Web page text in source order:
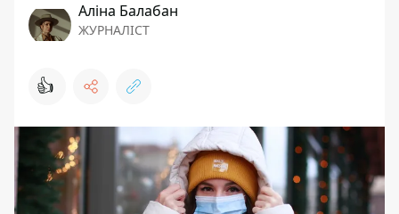
Аліна Балабан
ЖУРНАЛІСТ
👍